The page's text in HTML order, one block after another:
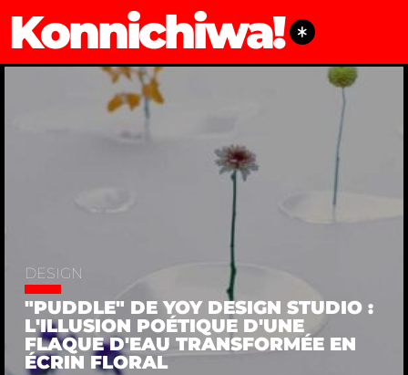
Konnichiwa!
CHARLOTTEB
DESIGN
"PUDDLE" DE YOY DESIGN STUDIO :
L'ILLUSION POÉTIQUE D'UNE
FLAQUE D'EAU TRANSFORMÉE EN
ÉCRIN FLORAL